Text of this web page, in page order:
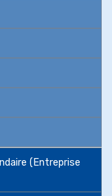
(Entreprise
Création